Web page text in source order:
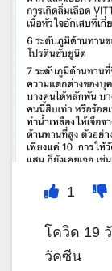
1
โควิด 19
วัคซีน